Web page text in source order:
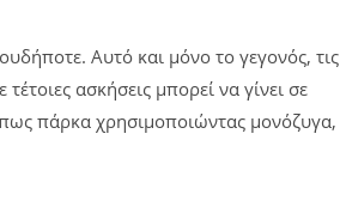
Αυτό και μόνο το γεγονός, τις
ασκήσεις μπορεί να γίνει σε
πάρκα χρησιμοποιώντας μονόζυγα,